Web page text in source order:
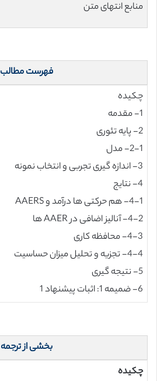
منابع انتهای متن
فهرست مطالب
چکیده
1- مقدمه
2- پایه تئوری
2-1- مدل
3- اندازه گیری تجربی و انتخاب نمونه
4- نتایج
4-1- هم حرکتی ها درآمد و AAERS
4-2- آنالیز اضافی در AAER ها
4-3- محافظه کاری
4-4- تجزیه و تحلیل میزان حساسیت
5- نتیجه گیری
6- ضمیمه 1: اثبات پیشنهاد 1
بخشی از ترجمه
چکیده